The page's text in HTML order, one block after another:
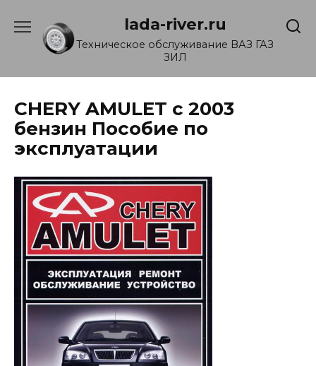
содержанию
lada-river.ru
Техническое обслуживание ВАЗ ГАЗ
ЗИЛ
CHERY AMULET с 2003
бензин Пособие по
эксплуатации